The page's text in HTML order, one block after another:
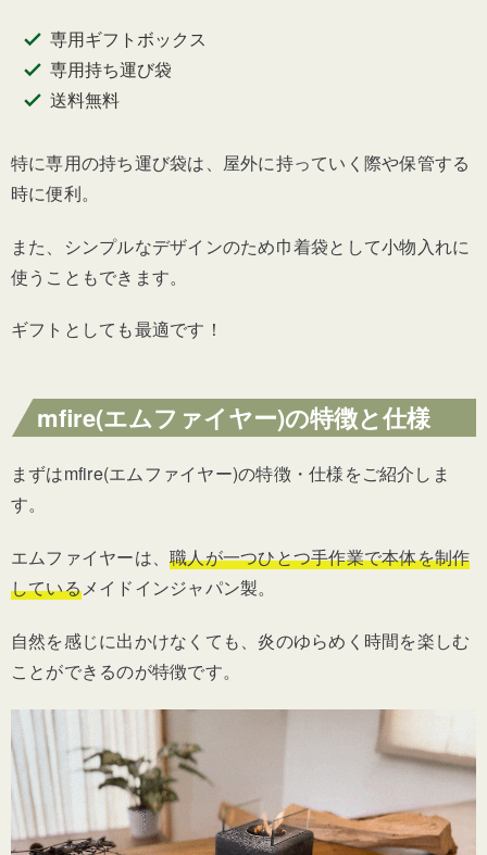
専用ギフトボックス
専用持ち運び袋
送料無料
特に専用の持ち運び袋は、屋外に持っていく際や保管する
時に便利。
また、シンプルなデザインのため巾着袋として小物入れに
使うこともできます。
ギフトとしても最適です！
mfire(エムファイヤー)の特徴と仕様
まずはmfire(エムファイヤー)の特徴・仕様をご紹介しま
す。
エムファイヤーは、職人が一つひとつ手作業で本体を制作
しているメイドインジャパン製。
自然を感じに出かけなくても、炎のゆらめく時間を楽しむ
ことができるのが特徴です。